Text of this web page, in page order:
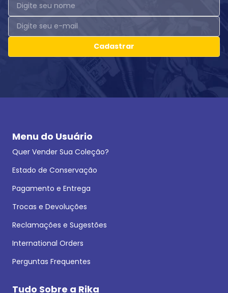
Cadastrar
Menu do Usuário
Quer Vender Sua Coleção?
Estado de Conservação
Pagamento e Entrega
Trocas e Devoluções
Reclamações e Sugestões
International Orders
Perguntas Frequentes
Tudo Sobre a Rika